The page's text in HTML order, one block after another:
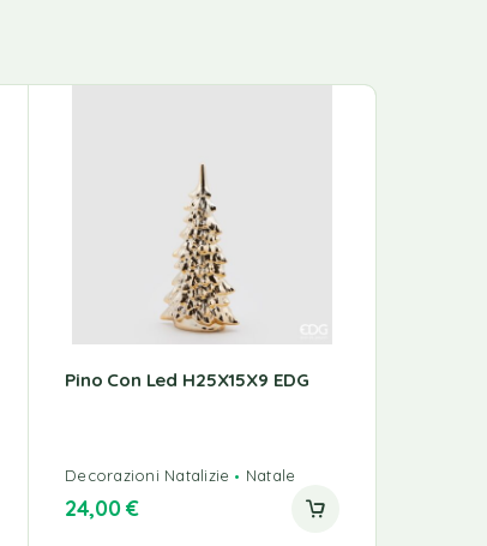
Pino Con Led H25X15X9 EDG
Decorazioni Natalizie Natale
24,00€